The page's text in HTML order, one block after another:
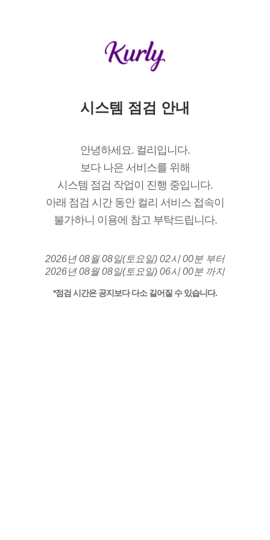
시스템 점검 안내
안녕하세요. 컬리입니다.
보다 나은 서비스를 위해
시스템 점검 작업이 진행 중입니다.
아래 점검 시간 동안 컬리 서비스 접속이
불가하니 이용에 참고 부탁드립니다.
2026년 08월 08일(토요일) 02시 00분 부터
2026년 08월 08일(토요일) 06시 00분 까지
*점검 시간은 공지보다 다소 길어질 수 있습니다.